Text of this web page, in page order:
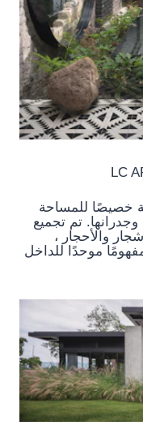
خصيصًا للمساحة
وجدرانها. تم تجميع
والأحجار ،
موحدًا للداخل